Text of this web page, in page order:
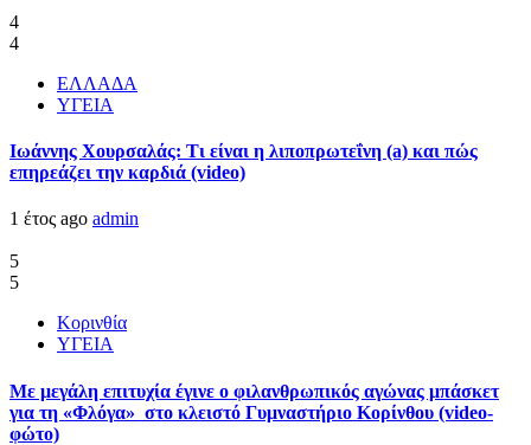
4
4
ΕΛΛΑΔΑ
ΥΓΕΙΑ
Ιωάννης Χουρσαλάς: Τι είναι η λιποπρωτεΐνη (a) και πώς
επηρεάζει την καρδιά (video)
1 έτος ago admin
5
5
Κορινθία
ΥΓΕΙΑ
Με μεγάλη επιτυχία έγινε ο φιλανθρωπικός αγώνας μπάσκετ
για τη «Φλόγα» στο κλειστό Γυμναστήριο Κορίνθου (video-
φώτο)